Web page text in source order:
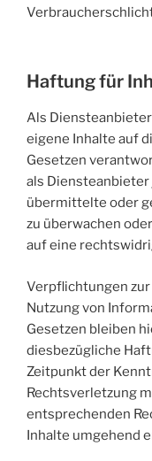
Haftung für
Als Diensteanbieter
eigene Inhalte auf
Gesetzen
als
übermittelte oder
zu überwachen
auf eine
Verpflichtungen
Nutzung von
Gesetzen bleiben
diesbezügliche
Zeitpunkt der
Rechtsverletzung
entsprechenden
Inhalte umgehend